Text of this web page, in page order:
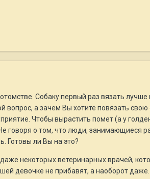
Собаку первый раз вязать
вопрос, а зачем Вы хотите повязать
Чтобы вырастить помет (а у
говоря о том, что люди, занимающиеся
Готовы ли Вы на это?
некоторых ветеринарных врачей,
девочке не прибавят, а наоборот даже.